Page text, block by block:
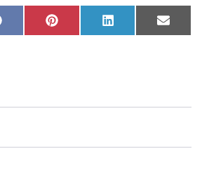
FacebookPinterest LinkedIn Email